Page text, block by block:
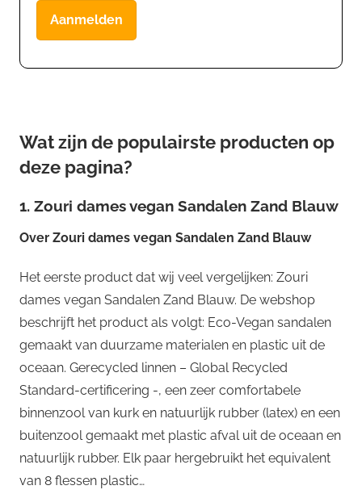
Aanmelden
Wat zijn de populairste producten op
deze pagina?
1. Zouri dames vegan Sandalen Zand Blauw
Over Zouri dames vegan Sandalen Zand Blauw
Het eerste product dat wij veel vergelijken: Zouri
dames vegan Sandalen Zand Blauw. De webshop
beschrijft het product als volgt: Eco-Vegan sandalen
gemaakt van duurzame materialen en plastic uit de
oceaan. Gerecycled linnen – Global Recycled
Standard-certificering -, een zeer comfortabele
binnenzool van kurk en natuurlijk rubber (latex) en een
buitenzool gemaakt met plastic afval uit de oceaan en
natuurlijk rubber. Elk paar hergebruikt het equivalent
van 8 flessen plastic…